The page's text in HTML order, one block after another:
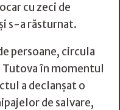
cu zeci de
s-a răsturnat.
persoane, circula
în momentul
a declanșat o
de salvare,